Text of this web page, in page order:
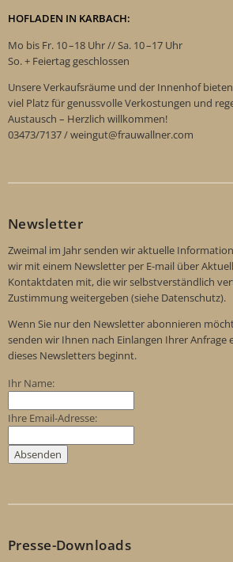
HOFLADEN IN KARBACH:
Mo bis Fr. 10 –18 Uhr // Sa. 10 –17 Uhr
So. + Feiertag geschlossen
Unsere Verkaufsräume und der Innenhof bieten
viel Platz für genussvolle Verkostungen und
Austausch – Herzlich willkommen!
03473/7137 / weingut@frauwallner.com
Newsletter
Zweimal im Jahr senden wir aktuelle
wir mit einem Newsletter per E-mail über
Kontaktdaten mit, die wir selbstverständlich
Zustimmung weitergeben (siehe Datenschutz).
Wenn Sie nur den Newsletter abonnieren
senden wir Ihnen nach Einlangen Ihrer
dieses Newsletters beginnt.
Ihr Name:
Ihre Email-Adresse:
Presse-Downloads